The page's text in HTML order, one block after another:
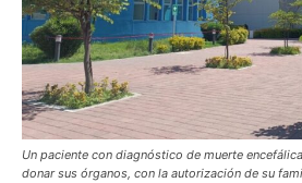
Un paciente con diagnóstico de muerte
donar sus órganos, con la autorización de su